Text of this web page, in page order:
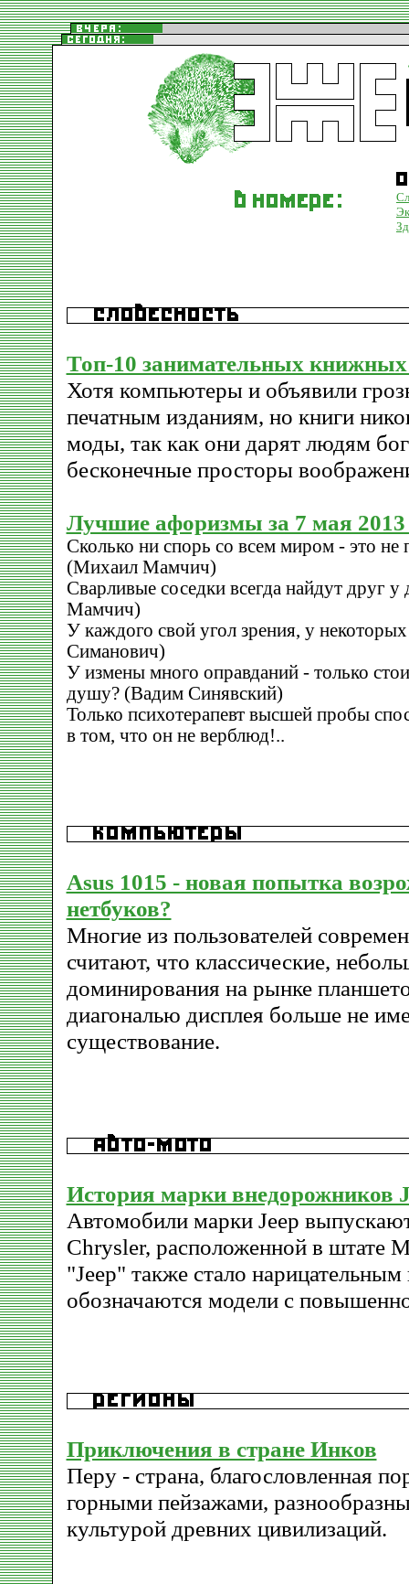
Топ-10 занимательных
Хотя компьютеры и объявили
печатным изданиям, но книги
моды, так как они дарят людям
бесконечные просторы
Лучшие афоризмы за 7 мая 2013
Сколько ни спорь со всем миром - это не
(Михаил Мамчич)
Сварливые соседки всегда найдут друг
Мамчич)
У каждого свой угол зрения, у
Симанович)
У измены много оправданий - только
душу? (Вадим Синявский)
Только психотерапевт высшей пробы
в том, что он не верблюд!..
Asus 1015 - новая попытка
нетбуков?
Многие из пользователей
считают, что классические,
доминирования на рынке
диагональю дисплея больше не
существование.
История марки внедорожников
Автомобили марки Jeep
Chrysler, расположенной в штате
"Jeep" также стало
обозначаются модели с
Приключения в стране Инков
Перу - страна, благословленная
горными пейзажами,
культурой древних цивилизаций.